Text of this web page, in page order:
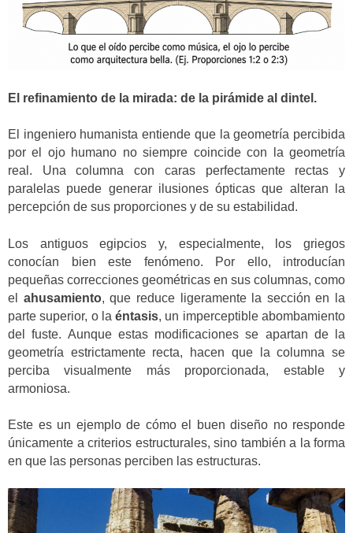
El refinamiento de la mirada: de la pirámide al dintel.
El ingeniero humanista entiende que la geometría percibida
por el ojo humano no siempre coincide con la geometría
real. Una columna con caras perfectamente rectas y
paralelas puede generar ilusiones ópticas que alteran la
percepción de sus proporciones y de su estabilidad.
Los antiguos egipcios y, especialmente, los griegos
conocían bien este fenómeno. Por ello, introducían
pequeñas correcciones geométricas en sus columnas, como
el ahusamiento, que reduce ligeramente la sección en la
parte superior, o laéntasis, un imperceptible abombamiento
del fuste. Aunque estas modificaciones se apartan de la
geometría estrictamente recta, hacen que la columna se
perciba visualmente más proporcionada, estable y
armoniosa.
Este es un ejemplo de cómo el buen diseño no responde
únicamente a criterios estructurales, sino también a la forma
en que las personas perciben las estructuras.